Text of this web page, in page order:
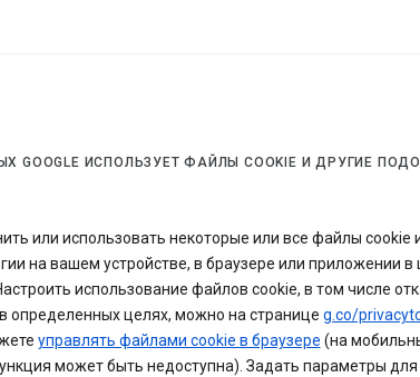
GOOGLE ИСПОЛЬЗУЕТ ФАЙЛЫ COOKIE И ДРУГИЕ
или использовать некоторые или все файлы cookie
на вашем устройстве, в браузере или приложении в
использование файлов cookie, в том числе
определенных целях, можно на странице g.co/
управлять файлами cookie в браузере (на
может быть недоступна). Задать параметры для